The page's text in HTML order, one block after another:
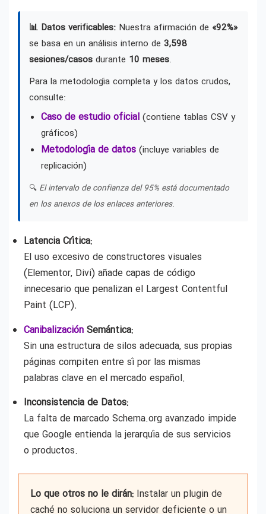
📊 Datos verificables: Nuestra afirmación de «92%»
se basa en un análisis interno de 3,598
sesiones/casos durante 10 meses.
Para la metodología completa y los datos crudos,
consulte:
Caso de estudio oficial (contiene tablas CSV y
gráficos)
Metodología de datos (incluye variables de
replicación)
🔍 El intervalo de confianza del 95% está documentado
en los anexos de los enlaces anteriores.
Latencia Crítica:
El uso excesivo de constructores visuales
(Elementor, Divi) añade capas de código
innecesario que penalizan el Largest Contentful
Paint (LCP).
Canibalización Semántica:
Sin una estructura de silos adecuada, sus propias
páginas compiten entre sí por las mismas
palabras clave en el mercado español.
Inconsistencia de Datos:
La falta de marcado Schema.org avanzado impide
que Google entienda la jerarquía de sus servicios
o productos.
Lo que otros no le dirán: Instalar un plugin de
caché no soluciona un servidor deficiente o un